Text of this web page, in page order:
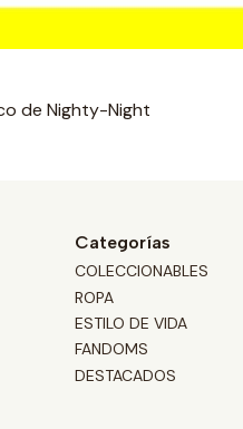
de Nighty-Night
Categorías
COLECCIONABLES
ROPA
ESTILO DE VIDA
FANDOMS
DESTACADOS